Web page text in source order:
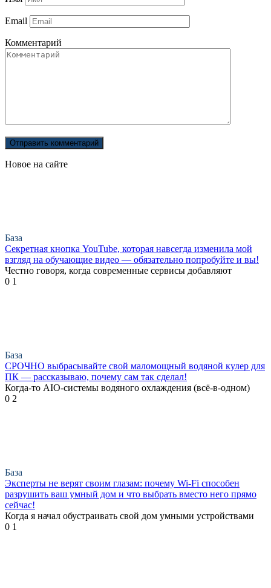
Email
Комментарий
Новое на сайте
База
Секретная кнопка YouTube, которая навсегда изменила мой
взгляд на обучающие видео — обязательно попробуйте и вы!
Честно говоря, когда современные сервисы добавляют
0 1
База
СРОЧНО выбрасывайте свой маломощный водяной кулер для
ПК — рассказываю, почему сам так сделал!
Когда-то AIO-системы водяного охлаждения (всё-в-одном)
0 2
База
Эксперты не верят своим глазам: почему Wi-Fi способен
разрушить ваш умный дом и что выбрать вместо него прямо
сейчас!
Когда я начал обустраивать свой дом умными устройствами
0 1